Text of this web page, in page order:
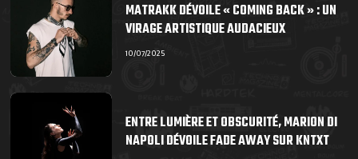
MATRAKK DÉVOILE « COMING BACK » : UN
VIRAGE ARTISTIQUE AUDACIEUX
10/07/2025
ENTRE LUMIÈRE ET OBSCURITÉ, MARION DI
NAPOLI DÉVOILE FADE AWAY SUR KNTXT